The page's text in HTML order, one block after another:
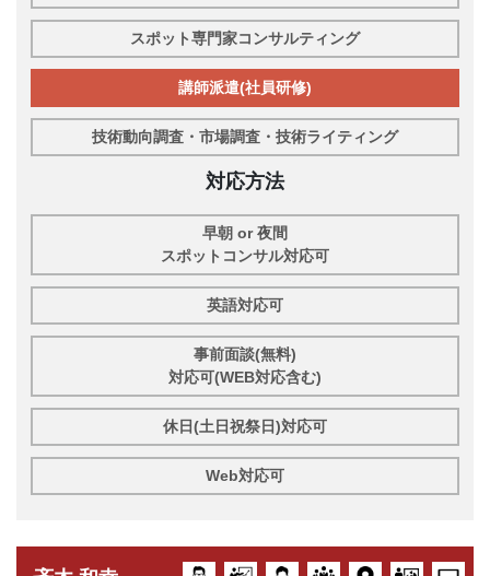
スポット専門家コンサルティング
講師派遣(社員研修)
技術動向調査・市場調査・技術ライティング
対応方法
早朝 or 夜間
スポットコンサル対応可
英語対応可
事前面談(無料)
対応可(WEB対応含む)
休日(土日祝祭日)対応可
Web対応可